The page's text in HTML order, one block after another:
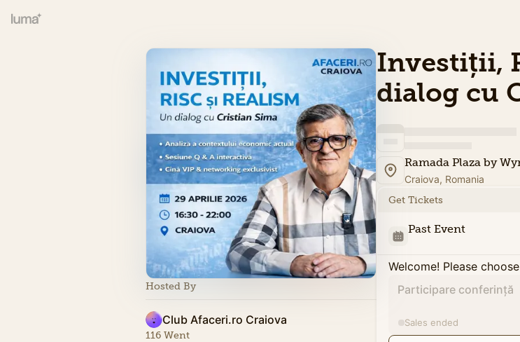
Hosted By
Club Afaceri.ro Craiova
116 Went
Investiții,
dialog cu
Ramada Plaza by
Craiova, Romania
Get Tickets
Past Event
Welcome! Please
Participare conferință
Sales ended